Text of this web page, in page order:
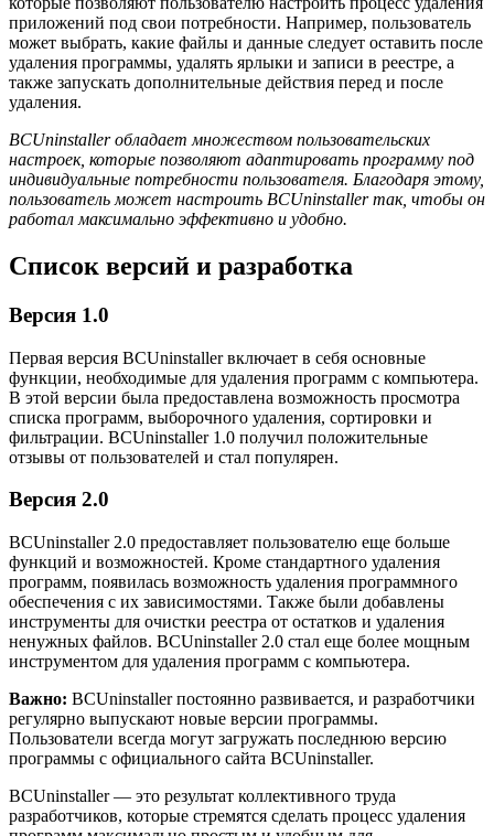
приложений под свои потребности. Например, пользователь
может выбрать, какие файлы и данные следует оставить после
удаления программы, удалять ярлыки и записи в реестре, а
также запускать дополнительные действия перед и после
удаления.
BCUninstaller обладает множеством пользовательских
настроек, которые позволяют адаптировать программу под
индивидуальные потребности пользователя. Благодаря этому,
пользователь может настроить BCUninstaller так, чтобы он
работал максимально эффективно и удобно.
Список версий и разработка
Версия 1.0
Первая версия BCUninstaller включает в себя основные
функции, необходимые для удаления программ с компьютера.
В этой версии была предоставлена возможность просмотра
списка программ, выборочного удаления, сортировки и
фильтрации. BCUninstaller 1.0 получил положительные
отзывы от пользователей и стал популярен.
Версия 2.0
BCUninstaller 2.0 предоставляет пользователю еще больше
функций и возможностей. Кроме стандартного удаления
программ, появилась возможность удаления программного
обеспечения с их зависимостями. Также были добавлены
инструменты для очистки реестра от остатков и удаления
ненужных файлов. BCUninstaller 2.0 стал еще более мощным
инструментом для удаления программ с компьютера.
Важно: BCUninstaller постоянно развивается, и разработчики
регулярно выпускают новые версии программы.
Пользователи всегда могут загружать последнюю версию
программы с официального сайта BCUninstaller.
BCUninstaller — это результат коллективного труда
разработчиков, которые стремятся сделать процесс удаления